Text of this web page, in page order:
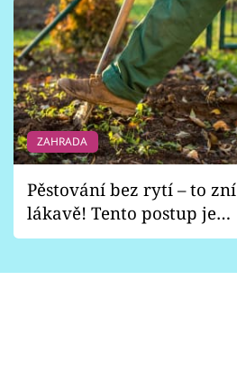
ZAHRADA
Pěstování bez rytí – to zní
lákavě! Tento postup je
vhodný jen pro některé